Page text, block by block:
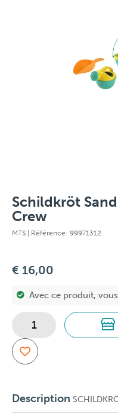
Schildkröt
Crew
MTS | Référence: 99971312
€ 16,00
Avec ce produit,
Description